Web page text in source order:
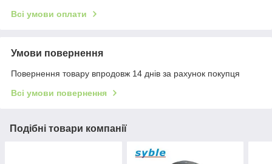
Всі умови оплати
Умови повернення
Повернення товару впродовж 14 днів за рахунок покупця
Всі умови повернення
Подібні товари компанії